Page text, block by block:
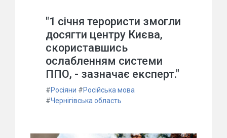
"1 січня терористи змогли
досягти центру Києва,
скориставшись
ослабленням системи
ППО, - зазначає експерт."
#Росіяни #Російська мова
#Чернігівська область